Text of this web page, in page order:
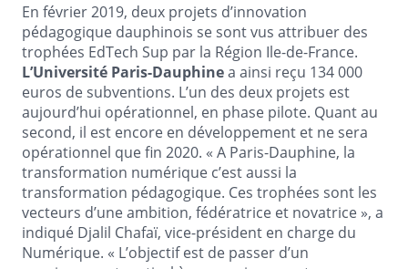
En février 2019, deux projets d’innovation
pédagogique dauphinois se sont vus attribuer des
trophées EdTech Sup par la Région Ile-de-France.
L’Université Paris-Dauphinea ainsi reçu 134 000
euros de subventions. L’un des deux projets est
aujourd’hui opérationnel, en phase pilote. Quant au
second, il est encore en développement et ne sera
opérationnel que fin 2020. « A Paris-Dauphine, la
transformation numérique c’est aussi la
transformation pédagogique. Ces trophées sont les
vecteurs d’une ambition, fédératrice et novatrice », a
indiqué Djalil Chafaï, vice-président en charge du
Numérique. « L’objectif est de passer d’un